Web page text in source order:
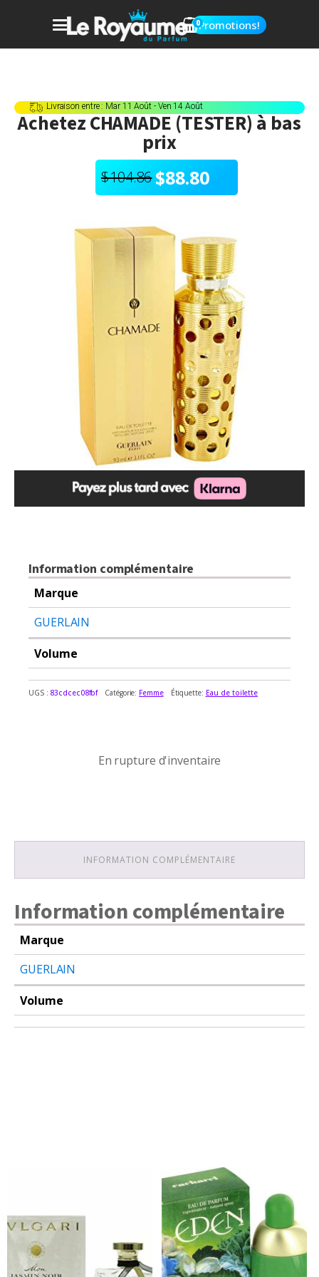
0Promotions!
Livraison entre : Mar 11 Août - Ven 14 Août
AchetezCHAMADE (TESTER)à bas
prix
$104.86
Le
initial
$104.86.
$88.80
Le
actuel
$88.80.
Information complémentaire
Marque
GUERLAIN
Volume
UGS : 83cdcec08fbf Catégorie: Femme Étiquette: Eau de toilette
En rupture d'inventaire
INFORMATION COMPLÉMENTAIRE
Information complémentaire
Marque
GUERLAIN
Volume